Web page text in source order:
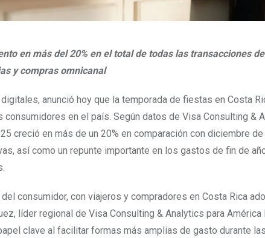
en más del 20% en el total de todas las transacciones
y compras omnicanal
anunció hoy que la temporada de fiestas en Costa
en el país. Según datos de Visa Consulting &
creció en más de un 20% en comparación con diciembre
así como un repunte importante en los gastos de fin de
consumidor, con viajeros y compradores en Costa Rica
líder regional de Visa Consulting & Analytics para América
clave al facilitar formas más amplias de gasto durante